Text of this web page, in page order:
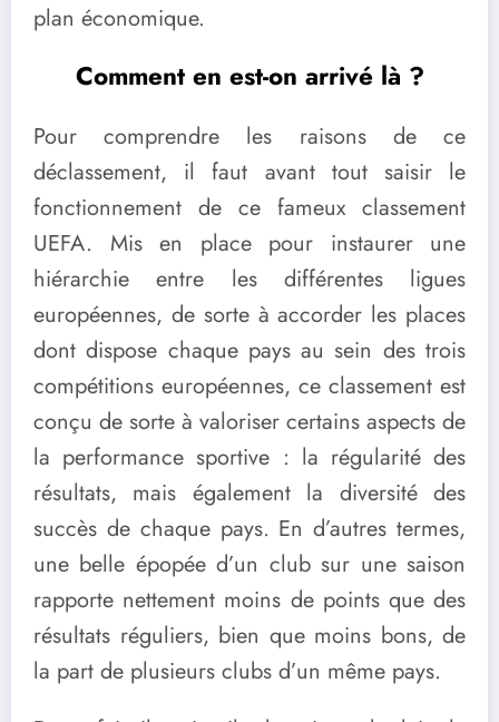
plan économique.
Comment en est-on arrivé là ?
Pour comprendre les raisons de ce
déclassement, il faut avant tout saisir le
fonctionnement de ce fameux classement
UEFA. Mis en place pour instaurer une
hiérarchie entre les différentes ligues
européennes, de sorte à accorder les places
dont dispose chaque pays au sein des trois
compétitions européennes, ce classement est
conçu de sorte à valoriser certains aspects de
la performance sportive : la régularité des
résultats, mais également la diversité des
succès de chaque pays. En d’autres termes,
une belle épopée d’un club sur une saison
rapporte nettement moins de points que des
résultats réguliers, bien que moins bons, de
la part de plusieurs clubs d’un même pays.